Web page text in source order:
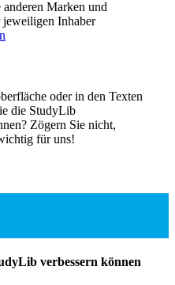
Marken und
jeweiligen Inhaber
oder in den Texten
die StudyLib
Zögern Sie nicht,
für uns!
verbessern können